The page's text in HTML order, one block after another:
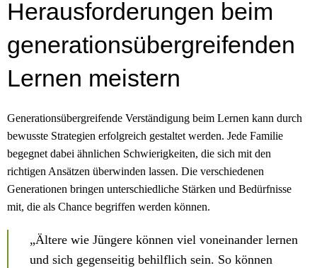
Herausforderungen beim
generationsübergreifenden
Lernen meistern
Generationsübergreifende Verständigung beim Lernen kann durch
bewusste Strategien erfolgreich gestaltet werden. Jede Familie
begegnet dabei ähnlichen Schwierigkeiten, die sich mit den
richtigen Ansätzen überwinden lassen. Die verschiedenen
Generationen bringen unterschiedliche Stärken und Bedürfnisse
mit, die als Chance begriffen werden können.
„Ältere wie Jüngere können viel voneinander lernen
und sich gegenseitig behilflich sein. So können